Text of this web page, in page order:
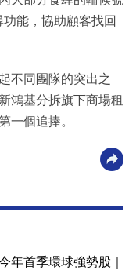
能，協助顧客找回
不同團隊的突出之
鴻基分拆旗下商場租
一個追捧。
年首季環球強勢股｜